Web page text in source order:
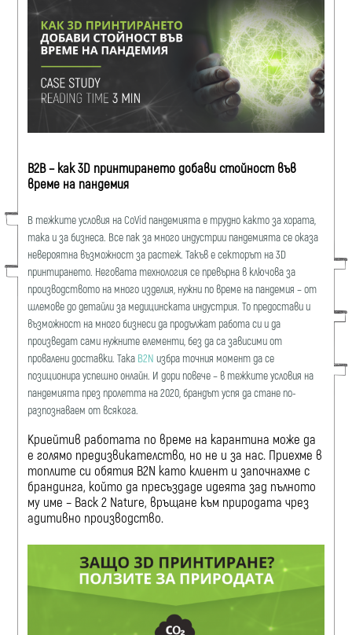
B2B – как 3D принтирането добави стойност във
време на пандемия
В тежките условия на CoVid пандемията е трудно както за хората,
така и за бизнеca. Все пак за много индустрии пандемията се оказа
невероятна възможност за растеж. Такъв е секторът на 3D
принтирането. Неговата технология се превърна в ключова за
производството на много изделия, нужни по време на пандемия – от
шлемове до детайли за медицинската индустрия. То предостави и
възможност на много бизнеси да продължат работа си и да
произведат сами нужните елементи, без да са зависими от
провалени доставки. Така B2N избра точния момент да се
позиционира успешно онлайн. И дори повече – в тежките условия на
пандемията през пролетта на 2020, брандът успя да стане по-
разпознаваем от всякога.
Криейтив работата по време на карантина може да
е голямо предизвикателство, но не и за нас. Приехме в
топлите си обятия B2N като клиент и започнахме с
брандинга, който да пресъздаде идеята зад пълното
му име – Back 2 Nature, връщане към прирoдата чрез
адитивно производство.